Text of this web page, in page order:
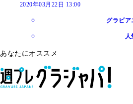
2020年03月22日 13:00
グラビア
人
あなたにオススメ